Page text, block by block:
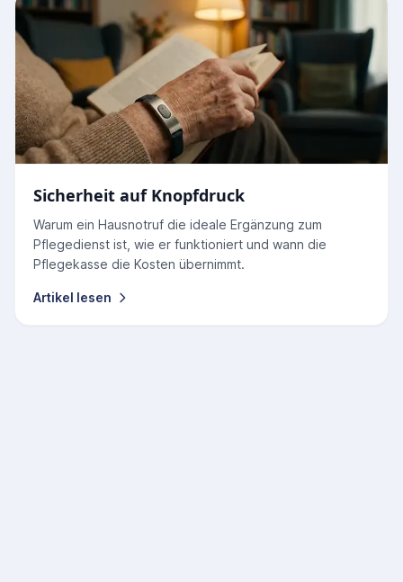
Sicherheit auf Knopfdruck
Warum ein Hausnotruf die ideale Ergänzung zum
Pflegedienst ist, wie er funktioniert und wann die
Pflegekasse die Kosten übernimmt.
Artikel lesen